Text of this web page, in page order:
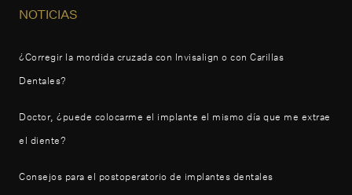
NOTICIAS
¿Corregir la mordida cruzada con Invisalign o con Carillas
Dentales?
Doctor, ¿puede colocarme el implante el mismo día que me extrae
el diente?
Consejos para el postoperatorio de implantes dentales